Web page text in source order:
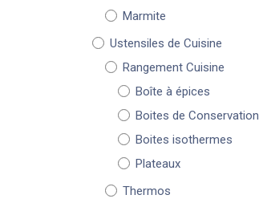
Marmite
Ustensiles de Cuisine
Rangement Cuisine
Boîte à épices
Boites de Conservation
Boites isothermes
Plateaux
Thermos